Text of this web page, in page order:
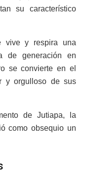
su característico
vive y respira una
de generación en
se convierte en el
y orgulloso de sus
de Jutiapa, la
como obsequio un